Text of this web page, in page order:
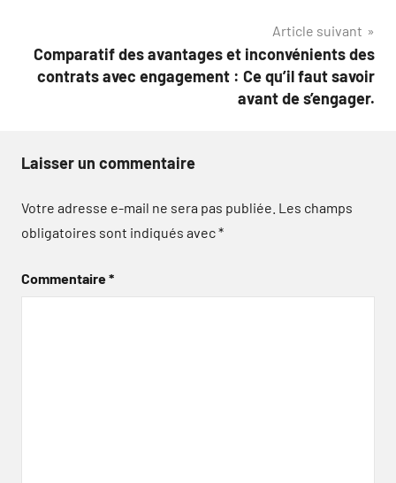
Article suivant
Comparatif des avantages et inconvénients des
contrats avec engagement : Ce qu’il faut savoir
avant de s’engager.
Laisser un commentaire
Votre adresse e-mail ne sera pas publiée. Les champs
obligatoires sont indiqués avec*
Commentaire*